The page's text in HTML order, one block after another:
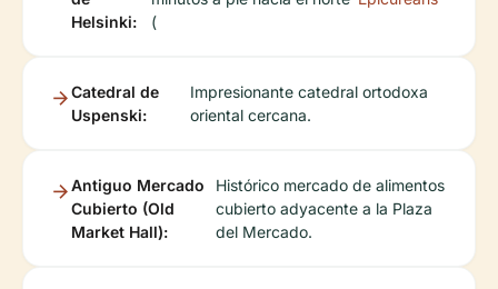
Helsinki:
(
Catedral de
Uspenski:
Impresionante catedral ortodoxa
oriental cercana.
Antiguo Mercado
Cubierto (Old
Market Hall):
Histórico mercado de alimentos
cubierto adyacente a la Plaza
del Mercado.